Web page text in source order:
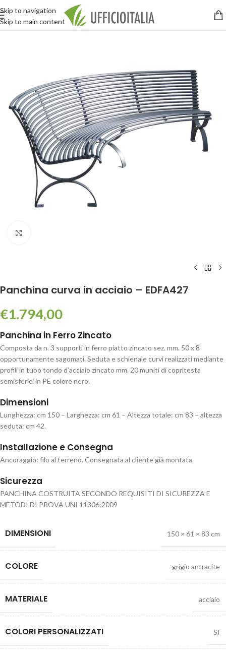
Skip to navigation
Skip to main content
Panchina curva in acciaio – EDFA427
€1.794,00
Panchina in Ferro Zincato
Composta da n. 3 supporti in ferro piatto zincato sez. mm. 50 x 8
opportunamente sagomati. Seduta e schienale curvi realizzati mediante
profili in tubo tondo d’acciaio zincato mm. 20 muniti di copritesta
semisferici in PE colore nero.
Dimensioni
Lunghezza: cm 150 – Larghezza: cm 61 – Altezza totale: cm 83 – altezza
seduta: cm 42.
Installazione e Consegna
Ancoraggio: filo al terreno. Consegnata al cliente già montata.
Sicurezza
PANCHINA COSTRUITA SECONDO REQUISITI DI SICUREZZA E
METODI DI PROVA UNI 11306:2009
DIMENSIONI 150 × 61 × 83 cm
COLORE grigio antracite
MATERIALE acciaio
COLORI PERSONALIZZATI SI